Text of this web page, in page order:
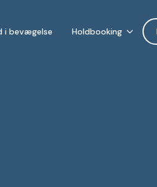
i bevægelse Holdbooking